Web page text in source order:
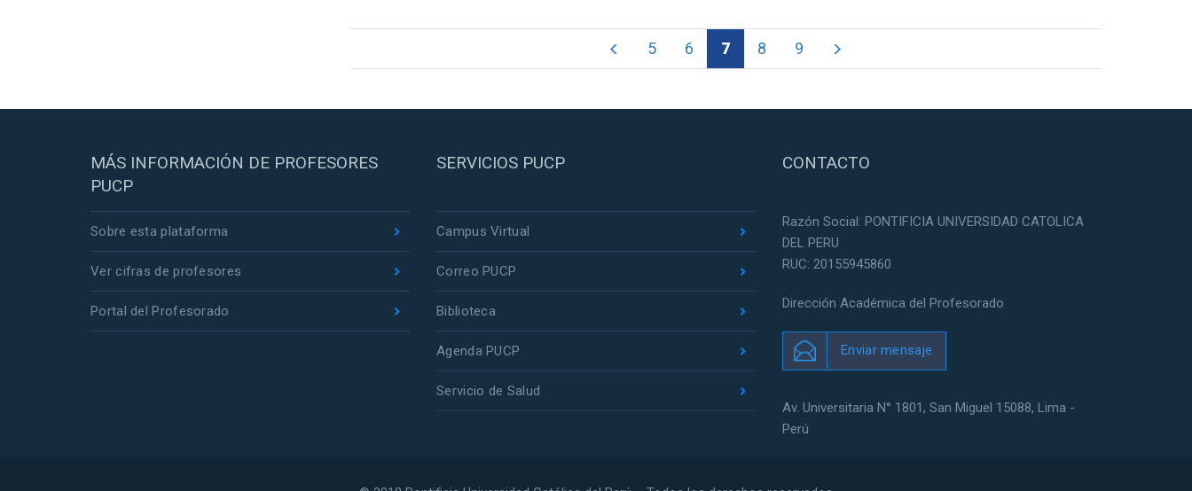
5 6 7 8 9
MÁS INFORMACIÓN DE PROFESORES
PUCP
Sobre esta plataforma
Ver cifras de profesores
Portal del Profesorado
SERVICIOS PUCP
Campus Virtual
Correo PUCP
Biblioteca
Agenda PUCP
Servicio de Salud
CONTACTO
Razón Social: PONTIFICIA UNIVERSIDAD CATOLICA
DEL PERU
RUC: 20155945860
Dirección Académica del Profesorado
Enviar mensaje
Av. Universitaria N° 1801, San Miguel 15088, Lima -
Perú